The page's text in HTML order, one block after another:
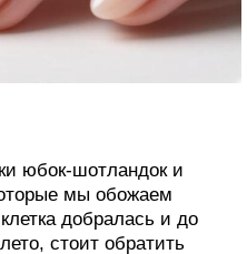
юбок-шотландок и
мы обожаем
добралась и до
стоит обратить